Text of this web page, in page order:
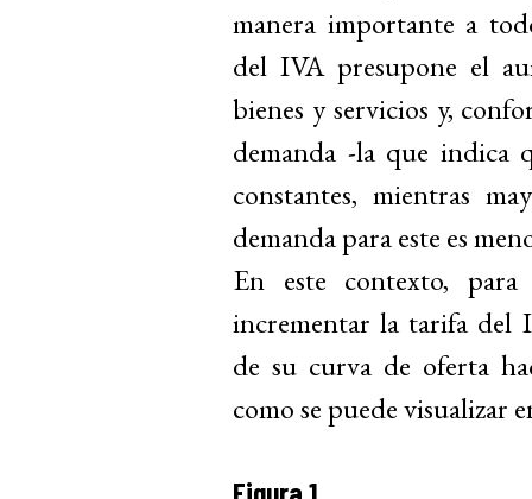
manera importante a
del IVA presupone el
bienes y servicios y,
demanda -la que indica
constantes, mientras
demanda para este es
En este contexto,
incrementar la tarifa del
de su curva de oferta
como se puede visualizar
Figura 1